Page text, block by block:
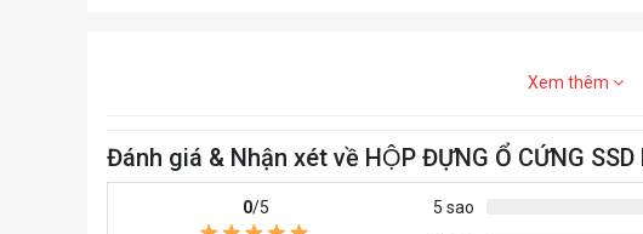
Xem thêm
Đánh giá & Nhận xét về HỘP ĐỰNG Ổ CỨNG
0/5
5 sao